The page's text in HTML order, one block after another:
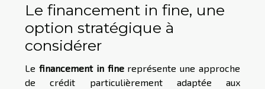
Le financement in fine, une
option stratégique à
considérer
Le financement in finereprésente une approche
de crédit particulièrement adaptée aux